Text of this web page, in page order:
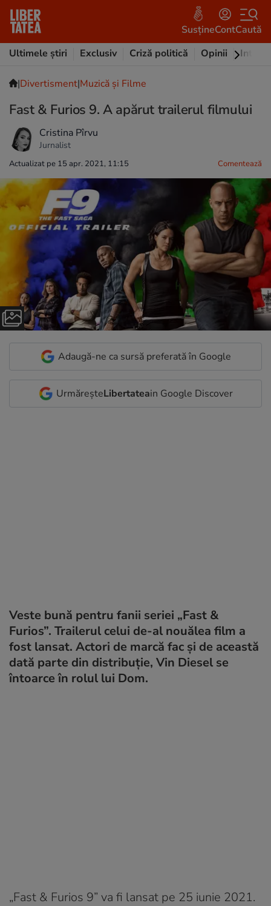
SusțineContCaută
Ultimele știri
Exclusiv Criză politică Opinii
|Divertisment|Muzică și Filme
Fast & Furios 9. A apărut trailerul filmului
Cristina Pîrvu
Jurnalist
Actualizat pe 15 apr. 2021, 11:15 Comentează
Adaugă-ne ca sursă preferată în Google
UrmăreșteLibertateain Google Discover
Veste bună pentru fanii seriei „Fast &
Furios”. Trailerul celui de-al nouălea film a
fost lansat. Actori de marcă fac și de această
dată parte din distribuție, Vin Diesel se
întoarce în rolul lui Dom.
„Fast & Furios 9” va fi lansat pe 25 iunie 2021.